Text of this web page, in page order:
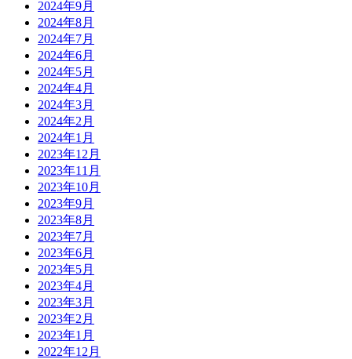
2024年9月
2024年8月
2024年7月
2024年6月
2024年5月
2024年4月
2024年3月
2024年2月
2024年1月
2023年12月
2023年11月
2023年10月
2023年9月
2023年8月
2023年7月
2023年6月
2023年5月
2023年4月
2023年3月
2023年2月
2023年1月
2022年12月